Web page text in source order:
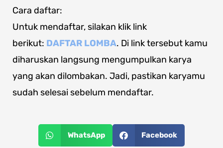
Cara daftar:
Untuk mendaftar, silakan klik link
berikut: DAFTAR LOMBA. Di link tersebut kamu
diharuskan langsung mengumpulkan karya
yang akan dilombakan. Jadi, pastikan karyamu
sudah selesai sebelum mendaftar.
WhatsApp Facebook